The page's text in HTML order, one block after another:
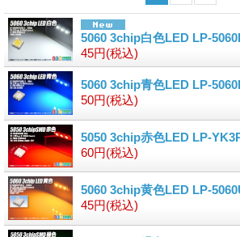
5060 3chip白色LED LP-
45円(税込)
5060 3chip青色LED LP-
50円(税込)
5050 3chip赤色LED LP-
60円(税込)
5060 3chip黄色LED LP-
45円(税込)